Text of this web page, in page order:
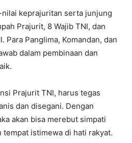
nilai keprajuritan serta junjung
Prajurit, 8 Wajib TNI, dan
Para Panglima, Komandan, dan
dalam pembinaan dan
Prajurit TNI, harus tegas
dan disegani. Dengan
akan bisa merebut simpati
tempat istimewa di hati rakyat.